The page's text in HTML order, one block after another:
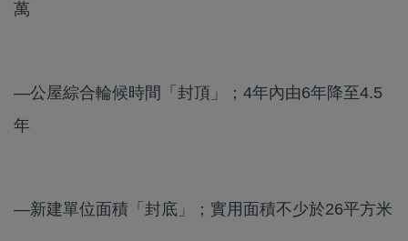
萬
—公屋綜合輪候時間「封頂」；4年內由6年降至4.5
年
—新建單位面積「封底」；實用面積不少於26平方米